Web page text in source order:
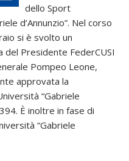
dello Sport
d’Annunzio”. Nel corso
si è svolto un
del Presidente FederCUSI
Pompeo Leone,
approvata la
“Gabriele
È inoltre in fase di
“Gabriele